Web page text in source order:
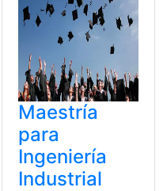
Maestría
para
Ingeniería
Industrial